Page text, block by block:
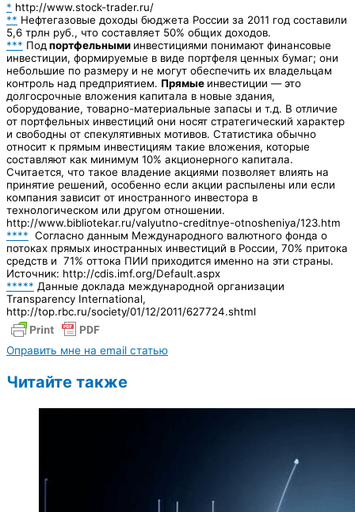
* http://www.stock-trader.ru/
** Нефтегазовые доходы бюджета России за 2011 год составили
5,6 трлн руб., что составляет 50% общих доходов.
*** Под портфельными инвестициями понимают финансовые
инвестиции, формируемые в виде портфеля ценных бумаг; они
небольшие по размеру и не могут обеспечить их владельцам
контроль над предприятием. Прямые инвестиции — это
долгосрочные вложения капитала в новые здания,
оборудование, товарно-материальные запасы и т.д. В отличие
от портфельных инвестиций они носят стратеги­ческий характер
и свободны от спекулятивных мотивов. Статистика обычно
относит к прямым инвести­циям такие вложения, которые
составляют как минимум 10% акционерного капитала.
Считается, что такое владе­ние акциями позволяет влиять на
принятие решений, особенно если акции распылены или если
компания зависит от иностранного инвестора в
технологическом или другом отношении.
http://www.bibliotekar.ru/valyutno-creditnye-otnosheniya/123.htm
**** Согласно данным Международного валютного фонда о
потоках прямых иностранных инвестиций в России, 70% притока
средств и 71% оттока ПИИ приходится именно на эти страны.
Источник: http://cdis.imf.org/Default.aspx
***** Данные доклада международной организации
Transparency International,
http://top.rbc.ru/society/01/12/2011/627724.shtml
Оправить мне на email статью
Читайте также